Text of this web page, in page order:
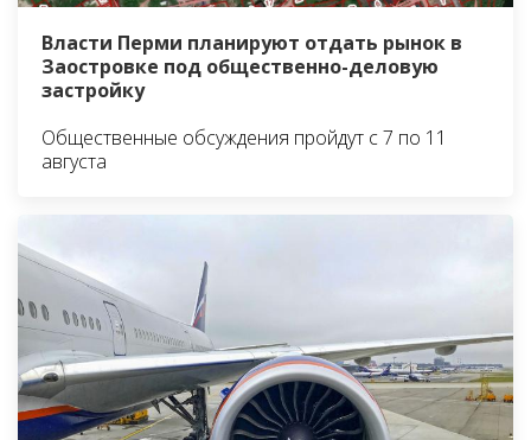
Власти Перми планируют отдать рынок в
Заостровке под общественно-деловую
застройку
Общественные обсуждения пройдут с 7 по 11
августа